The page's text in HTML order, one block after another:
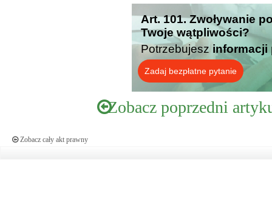
Art. 101. Zwoływanie
Twoje wątpliwości?
Potrzebujesz informacji
Zadaj bezpłatne pytanie
Zobacz poprzedni
Zobacz cały akt prawny